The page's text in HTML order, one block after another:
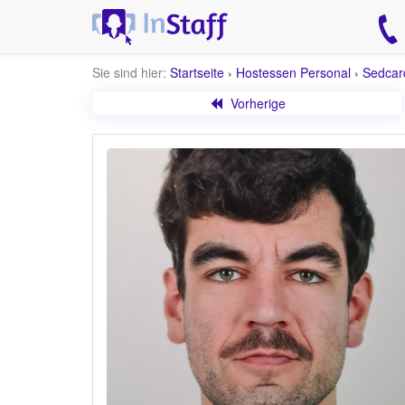
Sie sind hier: Startseite › Hostessen Personal ›
Vorherige